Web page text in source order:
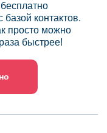
контактов.
просто можно
быстрее!